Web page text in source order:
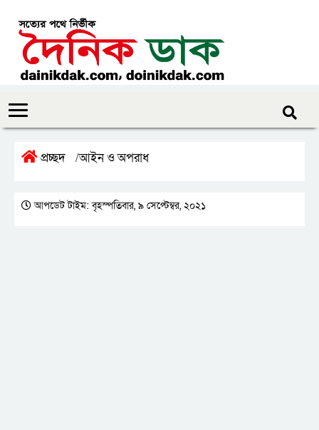
প্রচ্ছদ /আইন ও অপরাধ
আপডেট টাইম: বৃহস্পতিবার, ৯ সেপ্টেম্বর, ২০২১